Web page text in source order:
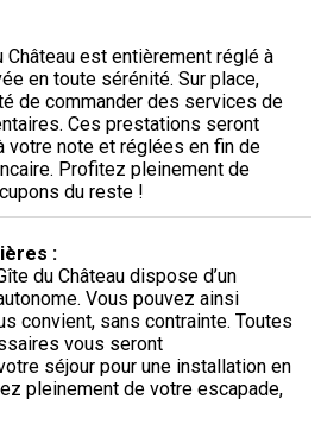
Château est entièrement réglé à
en toute sérénité. Sur place,
de commander des services de
Ces prestations seront
votre note et réglées en fin de
Profitez pleinement de
du reste !
:
du Château dispose d’un
Vous pouvez ainsi
convient, sans contrainte. Toutes
vous seront
séjour pour une installation en
pleinement de votre escapade,